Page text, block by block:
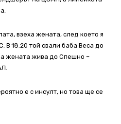
взеха жената, след което я
В 18.20 той свали баба Веса до
жената жива до Спешно –
е с инсулт, но това ще се